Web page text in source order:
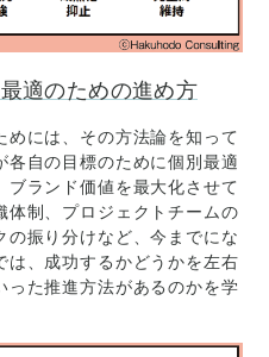
適のための進め方
には、その方法論を知って
自の目標のために個別最適
ランド価値を最大化させて
体制、プロジェクトチームの
振り分けなど、今までにな
は、成功するかどうかを左右
た推進方法があるのかを学